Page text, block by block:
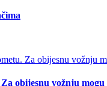
obijesnu vožnju